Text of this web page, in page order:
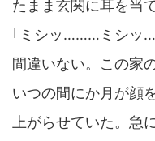
たまま玄関に耳を当て
｢ミシッ………ミシッ
間違いない。この家
いつの間にか月が顔
上がらせていた。急